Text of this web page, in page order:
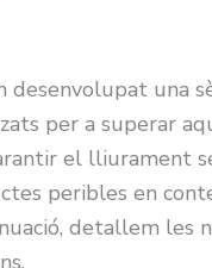
una
per a superar
el lliurament
peribles en
detallem les